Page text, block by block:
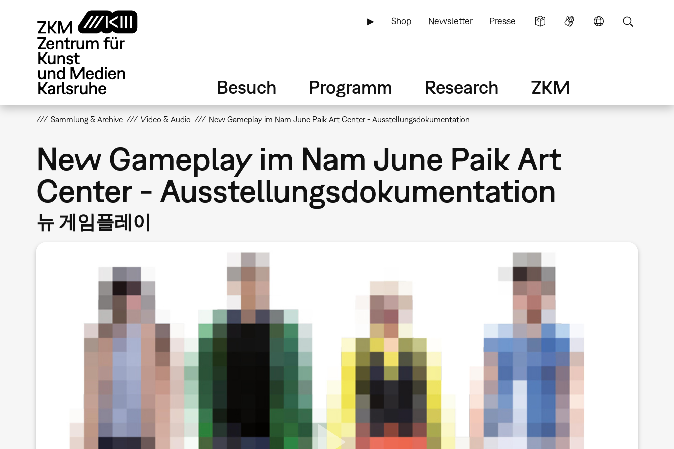
▶ Shop Newsletter Presse
Besuch Programm Research ZKM
Sammlung & Archive Video & Audio New Gameplay im Nam June Paik Art Center - Ausstellungsdokumentation
New Gameplay im Nam June Paik Art
Center - Ausstellungsdokumentation
뉴 게임플레이